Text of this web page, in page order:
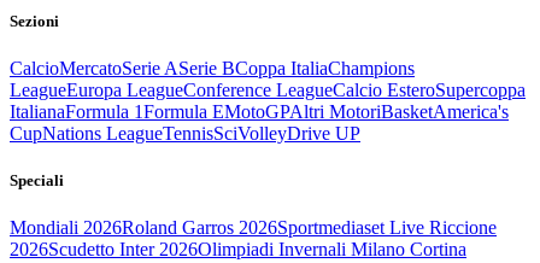
Sezioni
CalcioMercatoSerie ASerie BCoppa ItaliaChampions
LeagueEuropa LeagueConference LeagueCalcio EsteroSupercoppa
ItalianaFormula 1Formula EMotoGPAltri MotoriBasketAmerica's
CupNations LeagueTennisSciVolleyDrive UP
Speciali
Mondiali 2026Roland Garros 2026Sportmediaset Live Riccione
2026Scudetto Inter 2026Olimpiadi Invernali Milano Cortina